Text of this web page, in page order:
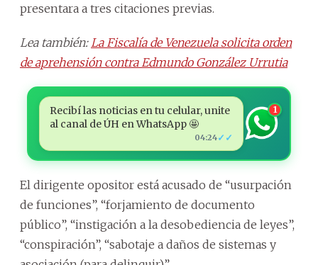
presentara a tres citaciones previas.
Lea también: La Fiscalía de Venezuela solicita orden
de aprehensión contra Edmundo González Urrutia
Recibí las noticias en tu celular, unite
al canal de ÚH en WhatsApp 🤩
04:24✓✓
1
El dirigente opositor está acusado de “usurpación
de funciones”, “forjamiento de documento
público”, “instigación a la desobediencia de leyes”,
“conspiración”, “sabotaje a daños de sistemas y